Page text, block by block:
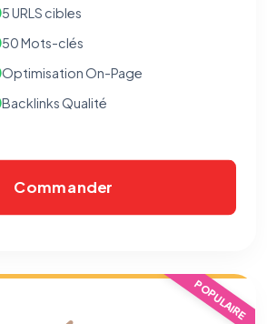
5 URLS cibles
50 Mots-clés
Optimisation On-Page
Backlinks Qualité
Commander
POPULAIRE